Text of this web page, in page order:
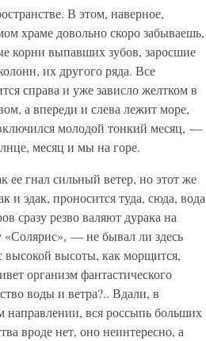
В этом, наверное,
храме довольно скоро забываешь,
корни выпавших зубов, заросшие
их другого ряда. Все
справа и уже зависло желтком в
а впереди и слева лежит море,
молодой тонкий месяц, —
месяц и мы на горе.
ее гнал сильный ветер, но этот же
и эдак, проносится туда, сюда, вода
сразу резво валяют дурака на
«Солярис», — не бывал ли здесь
высокой высоты, как морщится,
организм фантастического
воды и ветра?.. Вдали, в
вся россыпь больших
вроде нет, оно неинтересно, а